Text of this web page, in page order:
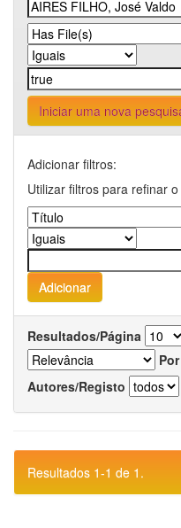
Iniciar uma nova
Adicionar filtros:
Utilizar filtros para refinar
Resultados/Página
Autores/Registo
Resultados 1-1 de 1.